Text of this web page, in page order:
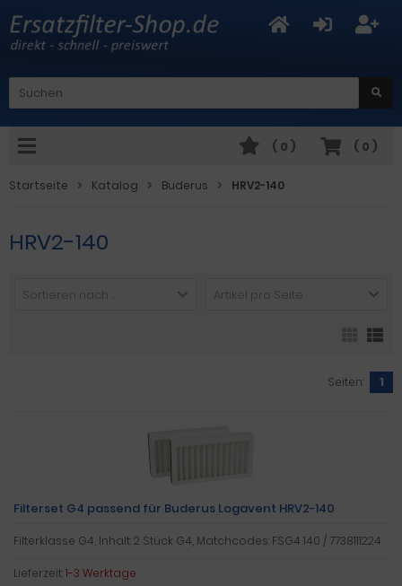
( 0 )
( 0 )
Startseite Katalog Buderus HRV2-140
HRV2-140
Sortieren nach ... Artikel pro Seite
Seiten: 1
Filterset G4 passend für Buderus Logavent HRV2-140
Filterklasse G4, Inhalt: 2 Stück G4, Matchcodes: FSG4 140 / 7738111224
Lieferzeit:1-3 Werktage